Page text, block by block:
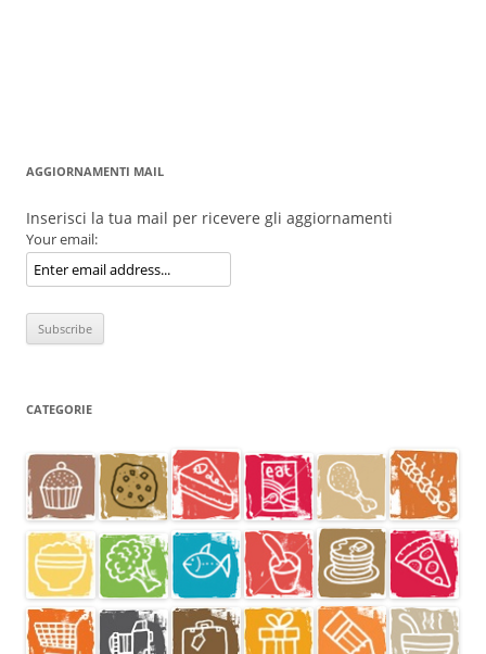
AGGIORNAMENTI MAIL
Inserisci la tua mail per ricevere gli aggiornamenti
Your email:
CATEGORIE